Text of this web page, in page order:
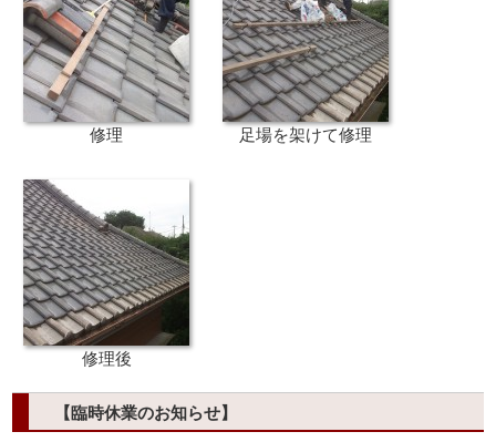
修理 足場を架けて修理
修理後
【臨時休業のお知らせ】